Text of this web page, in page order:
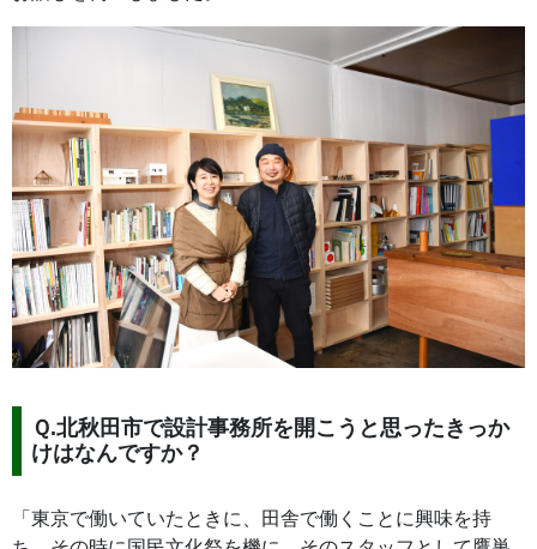
Ｑ.北秋田市で設計事務所を開こうと思ったきっか
けはなんですか？
「東京で働いていたときに、田舎で働くことに興味を持